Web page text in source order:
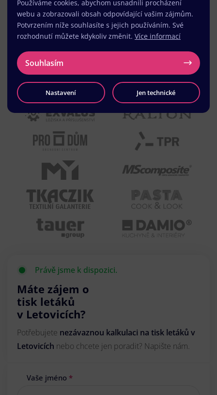
Právě jsme k dispozici.
Máte zájem o
tisk letáků
v Letovicích?
Potřebujete nezávaznou kalkulaci na tisk letáků v
Letovicích nebo chcete jen poradit? Napište nám.
Vaše jméno *
Používáme cookies, abychom usnadnili procházení
webu a zobrazovali obsah odpovídající vašim zájmům.
Potvrzením níže souhlasíte s jejich používáním. Své
rozhodnutí můžete kdykoliv změnit. Více informací
Souhlasím
Nastavení Jen technické